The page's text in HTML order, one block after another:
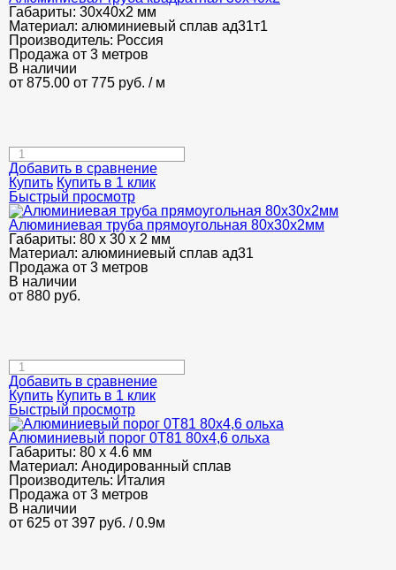
Габариты: 30х40х2 мм
Материал: алюминиевый сплав ад31т1
Производитель: Россия
Продажа от 3 метров
В наличии
от 875.00 от 775 руб. / м
Добавить в сравнение
Купить Купить в 1 клик
Быстрый просмотр
Алюминиевая труба прямоугольная 80х30х2мм
Габариты: 80 х 30 х 2 мм
Материал: алюминиевый сплав ад31
Продажа от 3 метров
В наличии
от 880 руб.
Добавить в сравнение
Купить Купить в 1 клик
Быстрый просмотр
Алюминиевый порог 0Т81 80х4,6 ольха
Габариты: 80 х 4.6 мм
Материал: Анодированный сплав
Производитель: Италия
Продажа от 3 метров
В наличии
от 625 от 397 руб. / 0.9м